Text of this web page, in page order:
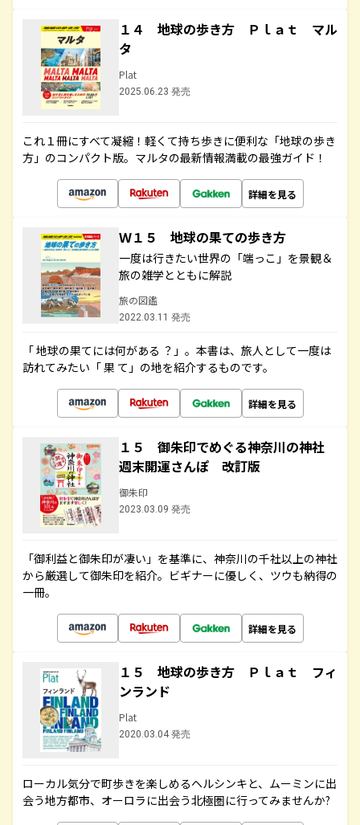
１４ 地球の歩き方 Ｐｌａｔ マル
タ
Plat
2025.06.23 発売
これ１冊にすべて凝縮！軽くて持ち歩きに便利な「地球の歩き
方」のコンパクト版。マルタの最新情報満載の最強ガイド！
詳細を見る
Ｗ１５ 地球の果ての歩き方
一度は行きたい世界の「端っこ」を景観＆
旅の雑学とともに解説
旅の図鑑
2022.03.11 発売
「 地球の果てには何がある ？」。本書は、旅人として一度は
訪れてみたい「 果 て」の地を紹介するものです。
詳細を見る
１５ 御朱印でめぐる神奈川の神社
週末開運さんぽ 改訂版
御朱印
2023.03.09 発売
「御利益と御朱印が凄い」を基準に、神奈川の千社以上の神社
から厳選して御朱印を紹介。ビギナーに優しく、ツウも納得の
一冊。
詳細を見る
１５ 地球の歩き方 Ｐｌａｔ フィ
ンランド
Plat
2020.03.04 発売
ローカル気分で町歩きを楽しめるヘルシンキと、ムーミンに出
会う地方都市、オーロラに出会う北極圏に行ってみませんか?